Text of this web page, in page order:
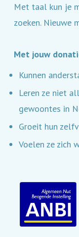
Met taal kun je
zoeken. Nieuwe
Met jouw
Kunnen
Leren ze niet
gewoontes in
Groeit hun
Voelen ze zich